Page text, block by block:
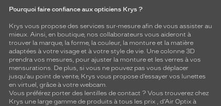
Pourquoi faire confiance aux opticiens Krys ?
Krys vous propose des services sur-mesure afin de vous assister au
mieux. Ainsi, en boutique, nos collaborateurs vous aideront à
trouver la marque, la forme, la couleur, la monture et la matière
adaptées à votre visage et à votre style de vie. Une colonne 3D
prendra vos mesures, pour ajuster la monture et les verres à vos
mensurations. De plus, si vous ne pouvez pas vous déplacer
jusqu’au point de vente, Krys vous propose d’essayer vos lunettes
en virtuel, grâce à votre webcam.
Vous préférez porter des lentilles de contact ? Vous trouverez chez
Krys une large gamme de produits à tous les prix , d’Air Optix à